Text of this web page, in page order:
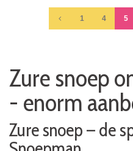
1 4 5
Zure snoep
- enorm
Zure snoep – de